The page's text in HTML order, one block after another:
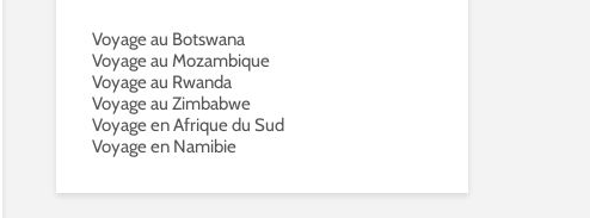
Voyage au Botswana
Voyage au Mozambique
Voyage au Rwanda
Voyage au Zimbabwe
Voyage en Afrique du Sud
Voyage en Namibie